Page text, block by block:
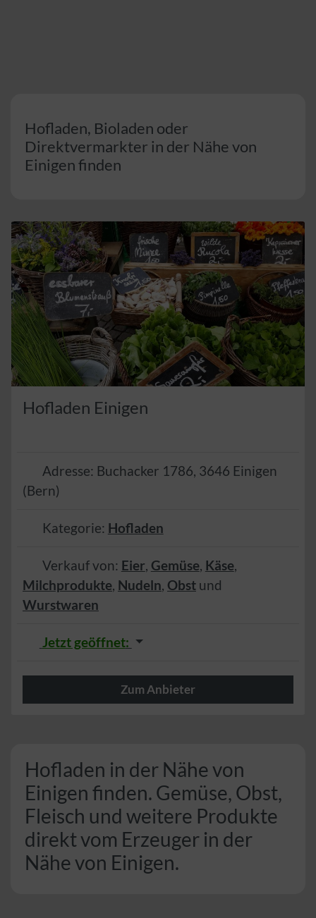
Hofladen, Bioladen oder
Direktvermarkter in der Nähe von
Einigen finden
Hofladen Einigen
Adresse: Buchacker 1786, 3646 Einigen
(Bern)
Kategorie: Hofladen
Verkauf von: Eier, Gemüse, Käse,
Milchprodukte, Nudeln, Obst und
Wurstwaren
Jetzt geöffnet:
Zum Anbieter
Hofladen in der Nähe von
Einigen finden. Gemüse, Obst,
Fleisch und weitere Produkte
direkt vom Erzeuger in der
Nähe von Einigen.